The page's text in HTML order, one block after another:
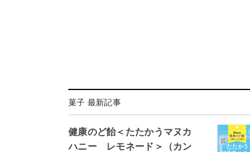
菓子 最新記事
健康のど飴＜たたかうマヌカ
ハニー レモネード＞（カン